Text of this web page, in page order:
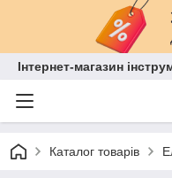
Інтернет-магазин
Каталог товарів